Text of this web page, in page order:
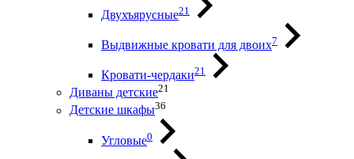
Двухъярусные21
Выдвижные кровати для двоих7
Кровати-чердаки21
Диваны детские21
Детские шкафы36
Угловые0